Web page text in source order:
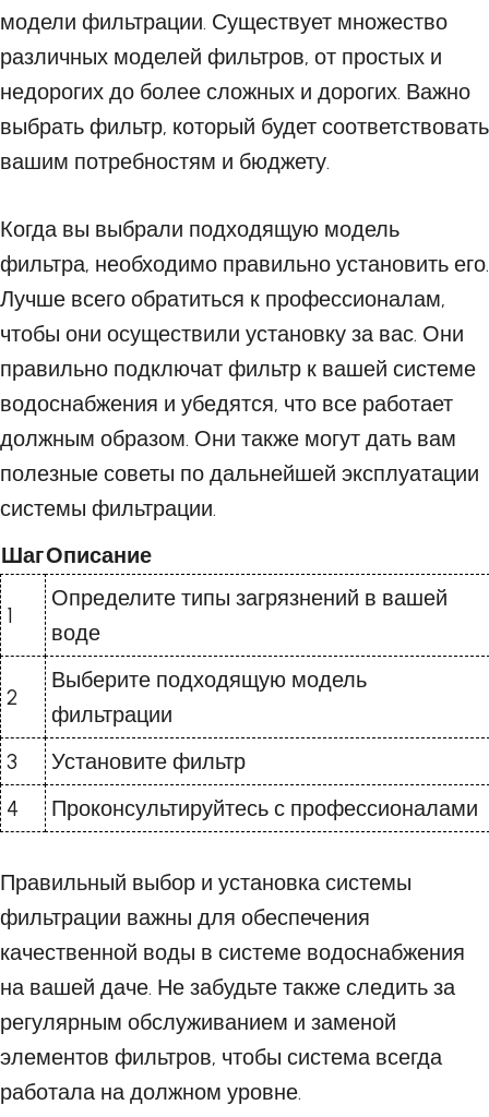
модели фильтрации. Существует множество
различных моделей фильтров, от простых и
недорогих до более сложных и дорогих. Важно
выбрать фильтр, который будет соответствовать
вашим потребностям и бюджету.
Когда вы выбрали подходящую модель
фильтра, необходимо правильно установить его.
Лучше всего обратиться к профессионалам,
чтобы они осуществили установку за вас. Они
правильно подключат фильтр к вашей системе
водоснабжения и убедятся, что все работает
должным образом. Они также могут дать вам
полезные советы по дальнейшей эксплуатации
системы фильтрации.
ШагОписание
1
Определите типы загрязнений в вашей
воде
2
Выберите подходящую модель
фильтрации
3
Установите фильтр
4
Проконсультируйтесь с профессионалами
Правильный выбор и установка системы
фильтрации важны для обеспечения
качественной воды в системе водоснабжения
на вашей даче. Не забудьте также следить за
регулярным обслуживанием и заменой
элементов фильтров, чтобы система всегда
работала на должном уровне.